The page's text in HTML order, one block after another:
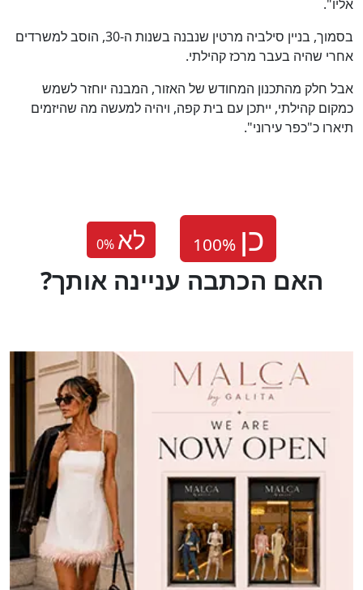
אליו".
בסמוך, בניין סילביה מרטין שנבנה בשנות ה-30, הוסב למשרדים
אחרי שהיה בעבר מרכז קהילתי.
אבל חלק מהתכנון המחודש של האזור, המבנה יוחזר לשמש
כמקום קהילתי, ייתכן עם בית קפה, ויהיה למעשה מה שהיזמים
תיארו כ"כפר עירוני".
0% לא
?האם הכתבה עניינה אותך